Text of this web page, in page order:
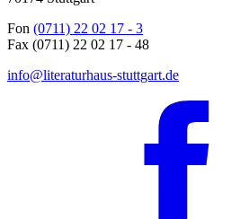
Fon (0711) 22 02 17 - 3
Fax (0711) 22 02 17 - 48
info@literaturhaus-stuttgart.de